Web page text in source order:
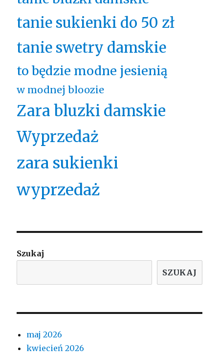
tanie sukienki do 50 zł
tanie swetry damskie
to będzie modne jesienią
w modnej bloozie
Zara bluzki damskie
Wyprzedaż
zara sukienki
wyprzedaż
Szukaj
SZUKAJ
maj 2026
kwiecień 2026